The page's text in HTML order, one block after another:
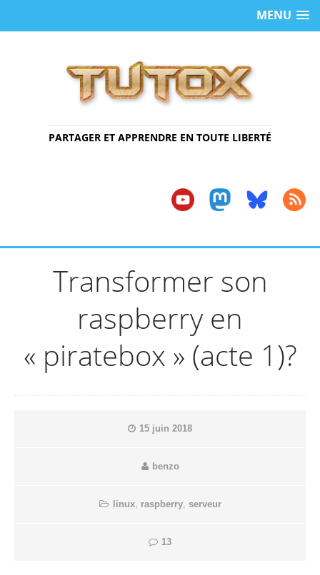
MENU
PARTAGER ET APPRENDRE EN TOUTE LIBERTÉ
Transformer son
raspberry en
« piratebox » (acte 1)?
15 juin 2018
benzo
linux, raspberry, serveur
13